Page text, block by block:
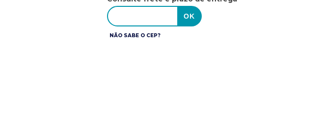
NÃO SABE O CEP?